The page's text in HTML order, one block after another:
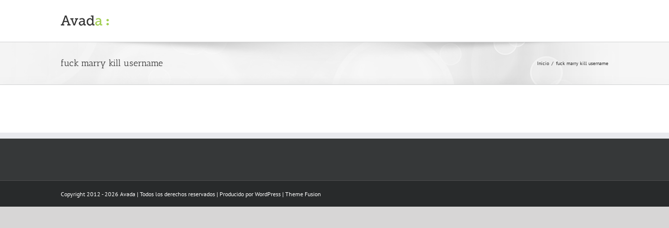
fuck marry kill username Inicio / fuck marry kill username
Copyright 2012 - 2026 Avada | Todos los derechos reservados | Producido por WordPress | Theme Fusion